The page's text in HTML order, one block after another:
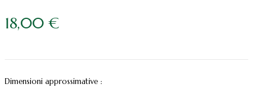
18,00 €
Dimensioni approssimative :